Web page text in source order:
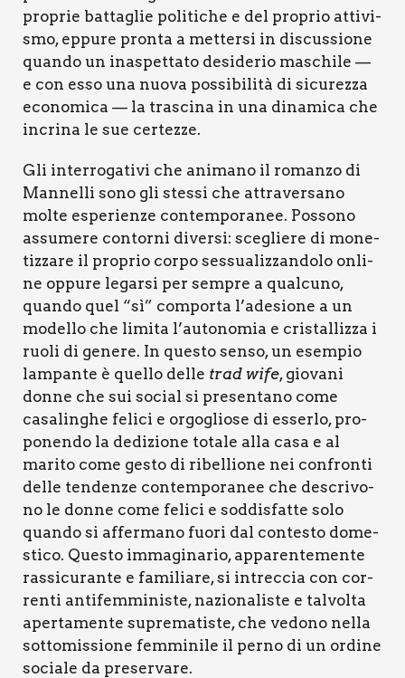
pro­prie bat­ta­glie poli­ti­che e del pro­prio atti­vi­
smo, eppu­re pron­ta a met­ter­si in discus­sio­ne
quan­do un ina­spet­ta­to desi­de­rio maschi­le —
e con esso una nuo­va pos­si­bi­li­tà di sicu­rez­za
eco­no­mi­ca — la tra­sci­na in una dina­mi­ca che
incri­na le sue cer­tez­ze.
Gli inter­ro­ga­ti­vi che ani­ma­no il roman­zo di
Man­nel­li sono gli stes­si che attra­ver­sa­no
mol­te espe­rien­ze con­tem­po­ra­nee. Pos­so­no
assu­me­re con­tor­ni diver­si: sce­glie­re di mone­
tiz­za­re il pro­prio cor­po ses­sua­liz­zan­do­lo onli­
ne oppu­re legar­si per sem­pre a qual­cu­no,
quan­do quel “sì” com­por­ta l’adesione a un
model­lo che limi­ta l’autonomia e cri­stal­liz­za i
ruo­li di gene­re. In que­sto sen­so, un esem­pio
lam­pan­te è quel­lo del­le trad wife, gio­va­ni
don­ne che sui social si pre­sen­ta­no come
casa­lin­ghe feli­ci e orgo­glio­se di esser­lo, pro­
po­nen­do la dedi­zio­ne tota­le alla casa e al
mari­to come gesto di ribel­lio­ne nei con­fron­ti
del­le ten­den­ze con­tem­po­ra­nee che descri­vo­
no le don­ne come feli­ci e sod­di­sfat­te solo
quan­do si affer­ma­no fuo­ri dal con­te­sto dome­
sti­co. Que­sto imma­gi­na­rio, appa­ren­te­men­te
ras­si­cu­ran­te e fami­lia­re, si intrec­cia con cor­
ren­ti anti­fem­mi­ni­ste, nazio­na­li­ste e tal­vol­ta
aper­ta­men­te supre­ma­ti­ste, che vedo­no nel­la
sot­to­mis­sio­ne fem­mi­ni­le il per­no di un ordi­ne
socia­le da pre­ser­va­re.